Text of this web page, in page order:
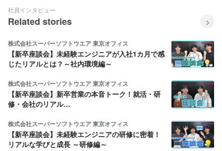
社員インタビュー
Related stories
株式会社スーパーソフトウエア 東京オフィス
【新卒座談会】未経験エンジニアが入社1カ月で感
じたリアルとは？～社内環境編～
株式会社スーパーソフトウエア 東京オフィス
【新卒座談会】新卒営業の本音トーク！就活・研
修・会社のリアル…
株式会社スーパーソフトウエア 東京オフィス
【新卒座談会】未経験エンジニアの研修に密着！
リアルな学びと成長 ～研修編～